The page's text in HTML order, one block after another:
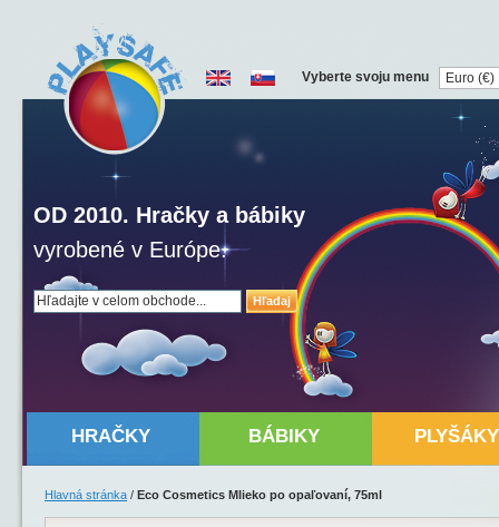
Hľadaj
OD 2010. Hračky a bábiky
vyrobené v Európe.
Vyberte svoju menu
HRAČKY BÁBIKY PLYŠÁKY
Hlavná stránka / Eco Cosmetics Mlieko po opaľovaní, 75ml